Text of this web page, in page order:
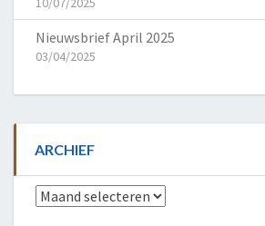
Nieuwsbrief April 2025
03/04/2025
ARCHIEF
Archief